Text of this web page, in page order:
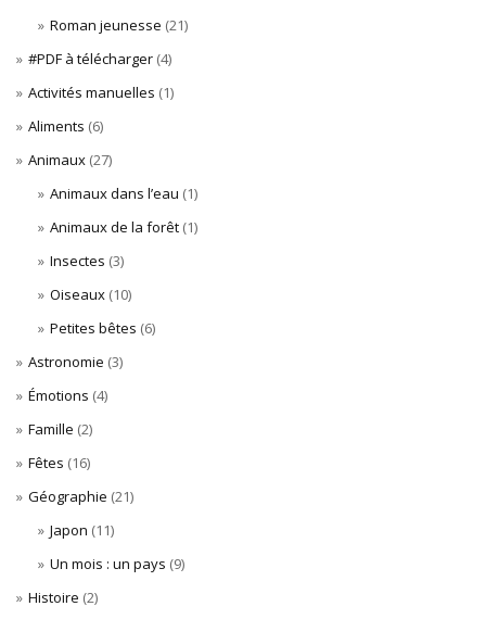
Roman jeunesse (21)
#PDF à télécharger (4)
Activités manuelles (1)
Aliments (6)
Animaux (27)
Animaux dans l’eau (1)
Animaux de la forêt(1)
Insectes (3)
Oiseaux(10)
Petites bêtes (6)
Astronomie (3)
Émotions (4)
Famille (2)
Fêtes (16)
Géographie (21)
Japon (11)
Un mois : un pays (9)
Histoire (2)